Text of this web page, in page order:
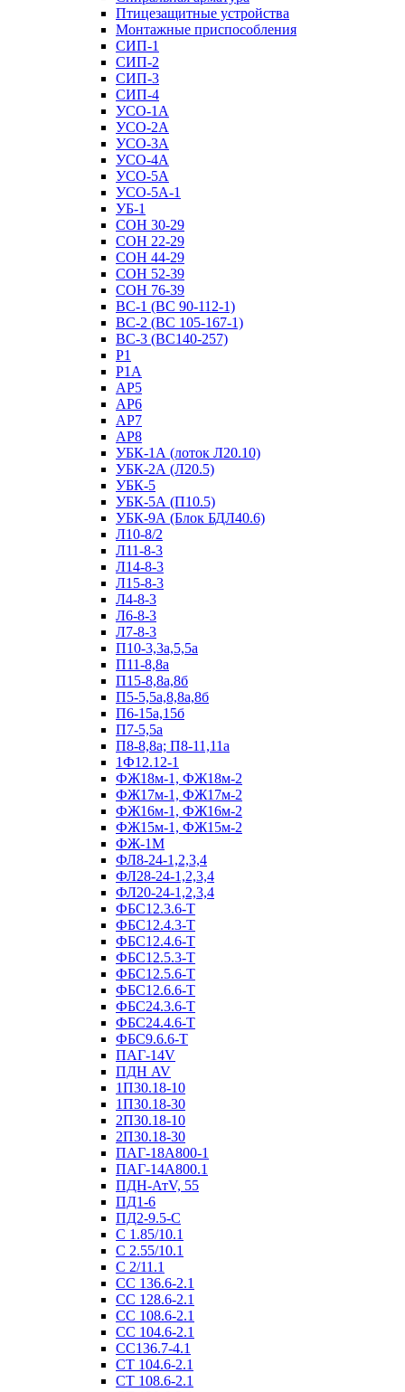
Птицезащитные устройства
Монтажные приспособления
СИП-1
СИП-2
СИП-3
СИП-4
УСО-1А
УСО-2А
УСО-3А
УСО-4А
УСО-5А
УСО-5А-1
УБ-1
СОН 30-29
СОН 22-29
СОН 44-29
СОН 52-39
СОН 76-39
ВС-1 (ВС 90-112-1)
ВС-2 (ВС 105-167-1)
ВС-3 (ВС140-257)
Р1
Р1А
АР5
АР6
АР7
АР8
УБК-1А (лоток Л20.10)
УБК-2А (Л20.5)
УБК-5
УБК-5А (П10.5)
УБК-9А (Блок БДЛ40.6)
Л10-8/2
Л11-8-3
Л14-8-3
Л15-8-3
Л4-8-3
Л6-8-3
Л7-8-3
П10-3,3а,5,5а
П11-8,8а
П15-8,8а,8б
П5-5,5а,8,8а,8б
П6-15а,15б
П7-5,5а
П8-8,8а; П8-11,11а
1Ф12.12-1
ФЖ18м-1, ФЖ18м-2
ФЖ17м-1, ФЖ17м-2
ФЖ16м-1, ФЖ16м-2
ФЖ15м-1, ФЖ15м-2
ФЖ-1М
ФЛ8-24-1,2,3,4
ФЛ28-24-1,2,3,4
ФЛ20-24-1,2,3,4
ФБС12.3.6-Т
ФБС12.4.3-Т
ФБС12.4.6-Т
ФБС12.5.3-Т
ФБС12.5.6-Т
ФБС12.6.6-Т
ФБС24.3.6-Т
ФБС24.4.6-Т
ФБС9.6.6-Т
ПАГ-14V
ПДН AV
1П30.18-10
1П30.18-30
2П30.18-10
2П30.18-30
ПАГ-18А800-1
ПАГ-14А800.1
ПДН-АтV, 55
ПД1-6
ПД2-9.5-С
С 1.85/10.1
С 2.55/10.1
С 2/11.1
СС 136.6-2.1
СС 128.6-2.1
СС 108.6-2.1
СС 104.6-2.1
СС136.7-4.1
СТ 104.6-2.1
СТ 108.6-2.1